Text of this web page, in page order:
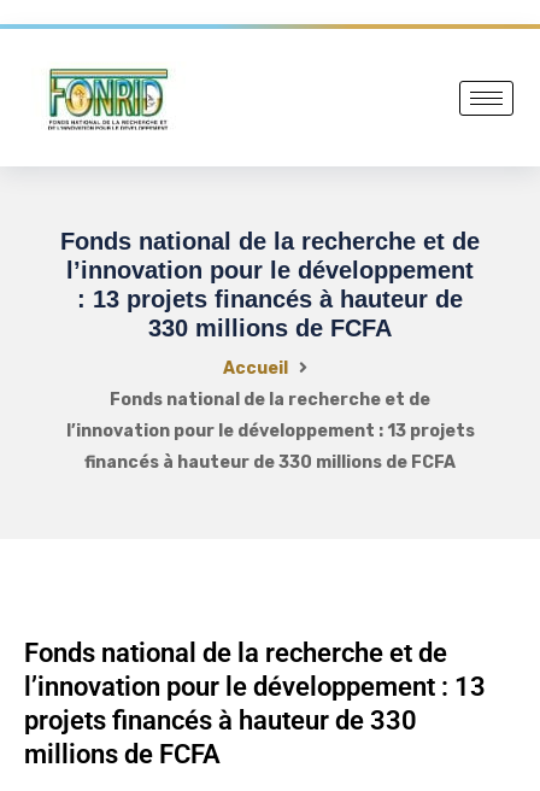
Fonds national de la recherche et de
l’innovation pour le développement
: 13 projets financés à hauteur de
330 millions de FCFA
Accueil
Fonds national de la recherche et de
l’innovation pour le développement : 13 projets
financés à hauteur de 330 millions de FCFA
Fonds national de la recherche et de
l’innovation pour le développement : 13
projets financés à hauteur de 330
millions de FCFA